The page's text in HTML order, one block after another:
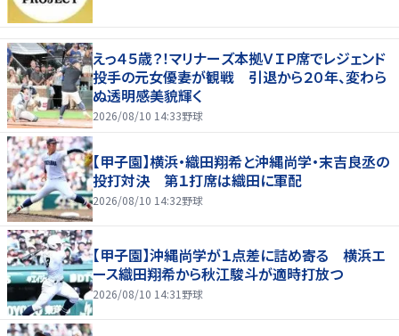
えっ４５歳？！マリナーズ本拠ＶＩＰ席でレジェンド
投手の元女優妻が観戦 引退から２０年、変わら
ぬ透明感美貌輝く
2026/08/10 14:33野球
【甲子園】横浜・織田翔希と沖縄尚学・末吉良丞の
投打対決 第１打席は織田に軍配
2026/08/10 14:32野球
【甲子園】沖縄尚学が１点差に詰め寄る 横浜エ
ース織田翔希から秋江駿斗が適時打放つ
2026/08/10 14:31 野球